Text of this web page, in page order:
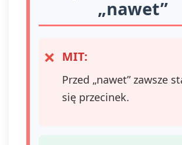
„nawet”
MIT:
Przed „nawet” zawsze
się przecinek.